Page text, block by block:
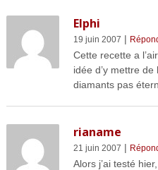
Elphi
19 juin 2007 |
Cette recette a
idée d’y mettre
diamants pas
rianame
21 juin 2007 |
Alors j’ai testé